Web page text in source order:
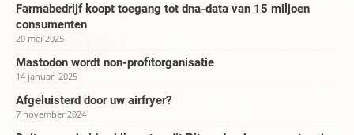
Farmabedrijf koopt toegang tot dna-data van 15 miljoen
consumenten
20 mei 2025
Mastodon wordt non-profitorganisatie
14 januari 2025
Afgeluisterd door uw airfryer?
7 november 2024